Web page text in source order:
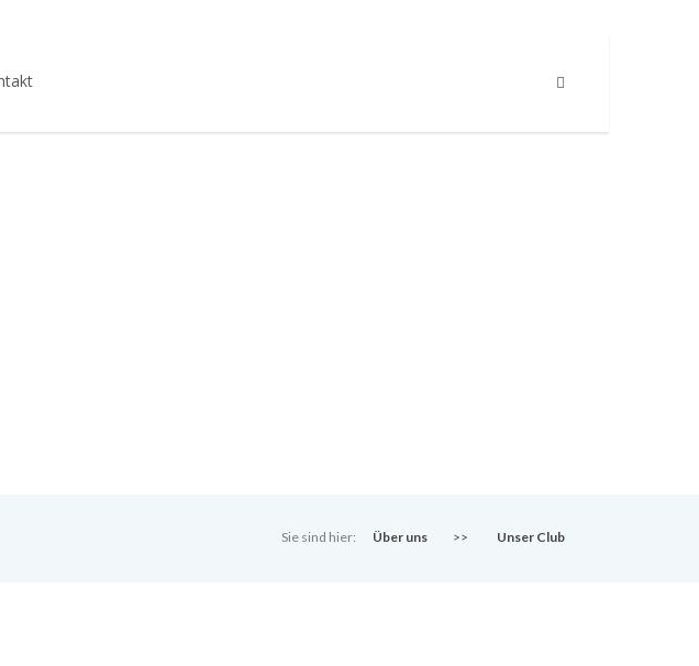
Sie sind hier: Über uns >> Unser Club